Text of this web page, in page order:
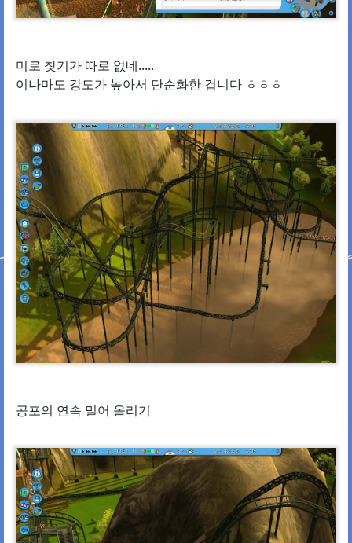
미로 찾기가 따로 없네.....
이나마도 강도가 높아서 단순화한 겁니다 ㅎㅎㅎ
공포의 연속 밀어 올리기